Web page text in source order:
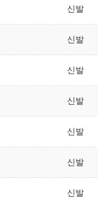
신발
신발
신발
신발
신발
신발
신발